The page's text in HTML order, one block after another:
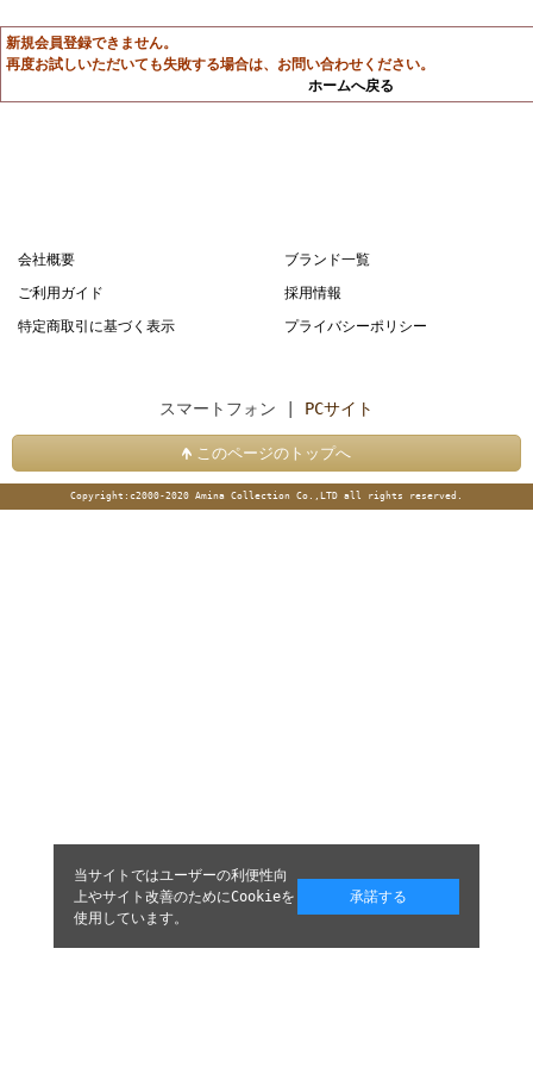
新規会員登録できません。
再度お試しいただいても失敗する場合は、お問い合わせください。
ホームへ戻る
会社概要
ブランド一覧
ご利用ガイド
採用情報
特定商取引に基づく表示
プライバシーポリシー
スマートフォン | PCサイト
このページのトップへ
Copyright:c2000-2020 Amina Collection Co.,LTD all rights reserved.
当サイトではユーザーの利便性向
上やサイト改善のためにCookieを
使用しています。
承諾する